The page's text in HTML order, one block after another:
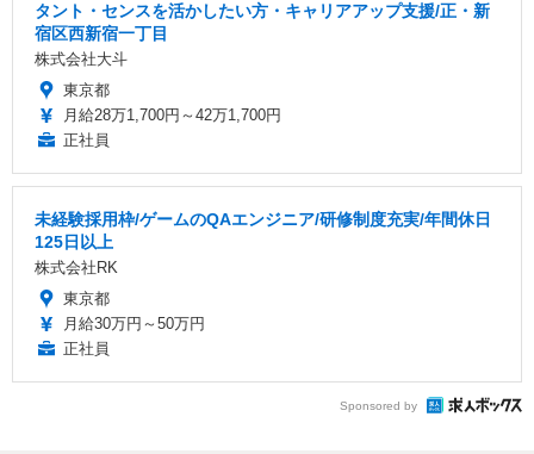
タント・センスを活かしたい方・キャリアアップ支援/正・新
宿区西新宿一丁目
株式会社大斗
東京都
月給28万1,700円～42万1,700円
正社員
未経験採用枠/ゲームのQAエンジニア/研修制度充実/年間休日
125日以上
株式会社RK
東京都
月給30万円～50万円
正社員
Sponsored by